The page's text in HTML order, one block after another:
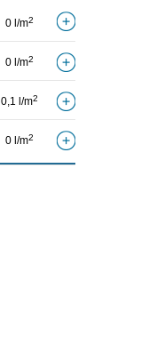
0 l/m2
0 l/m2
0,1 l/m2
0 l/m2